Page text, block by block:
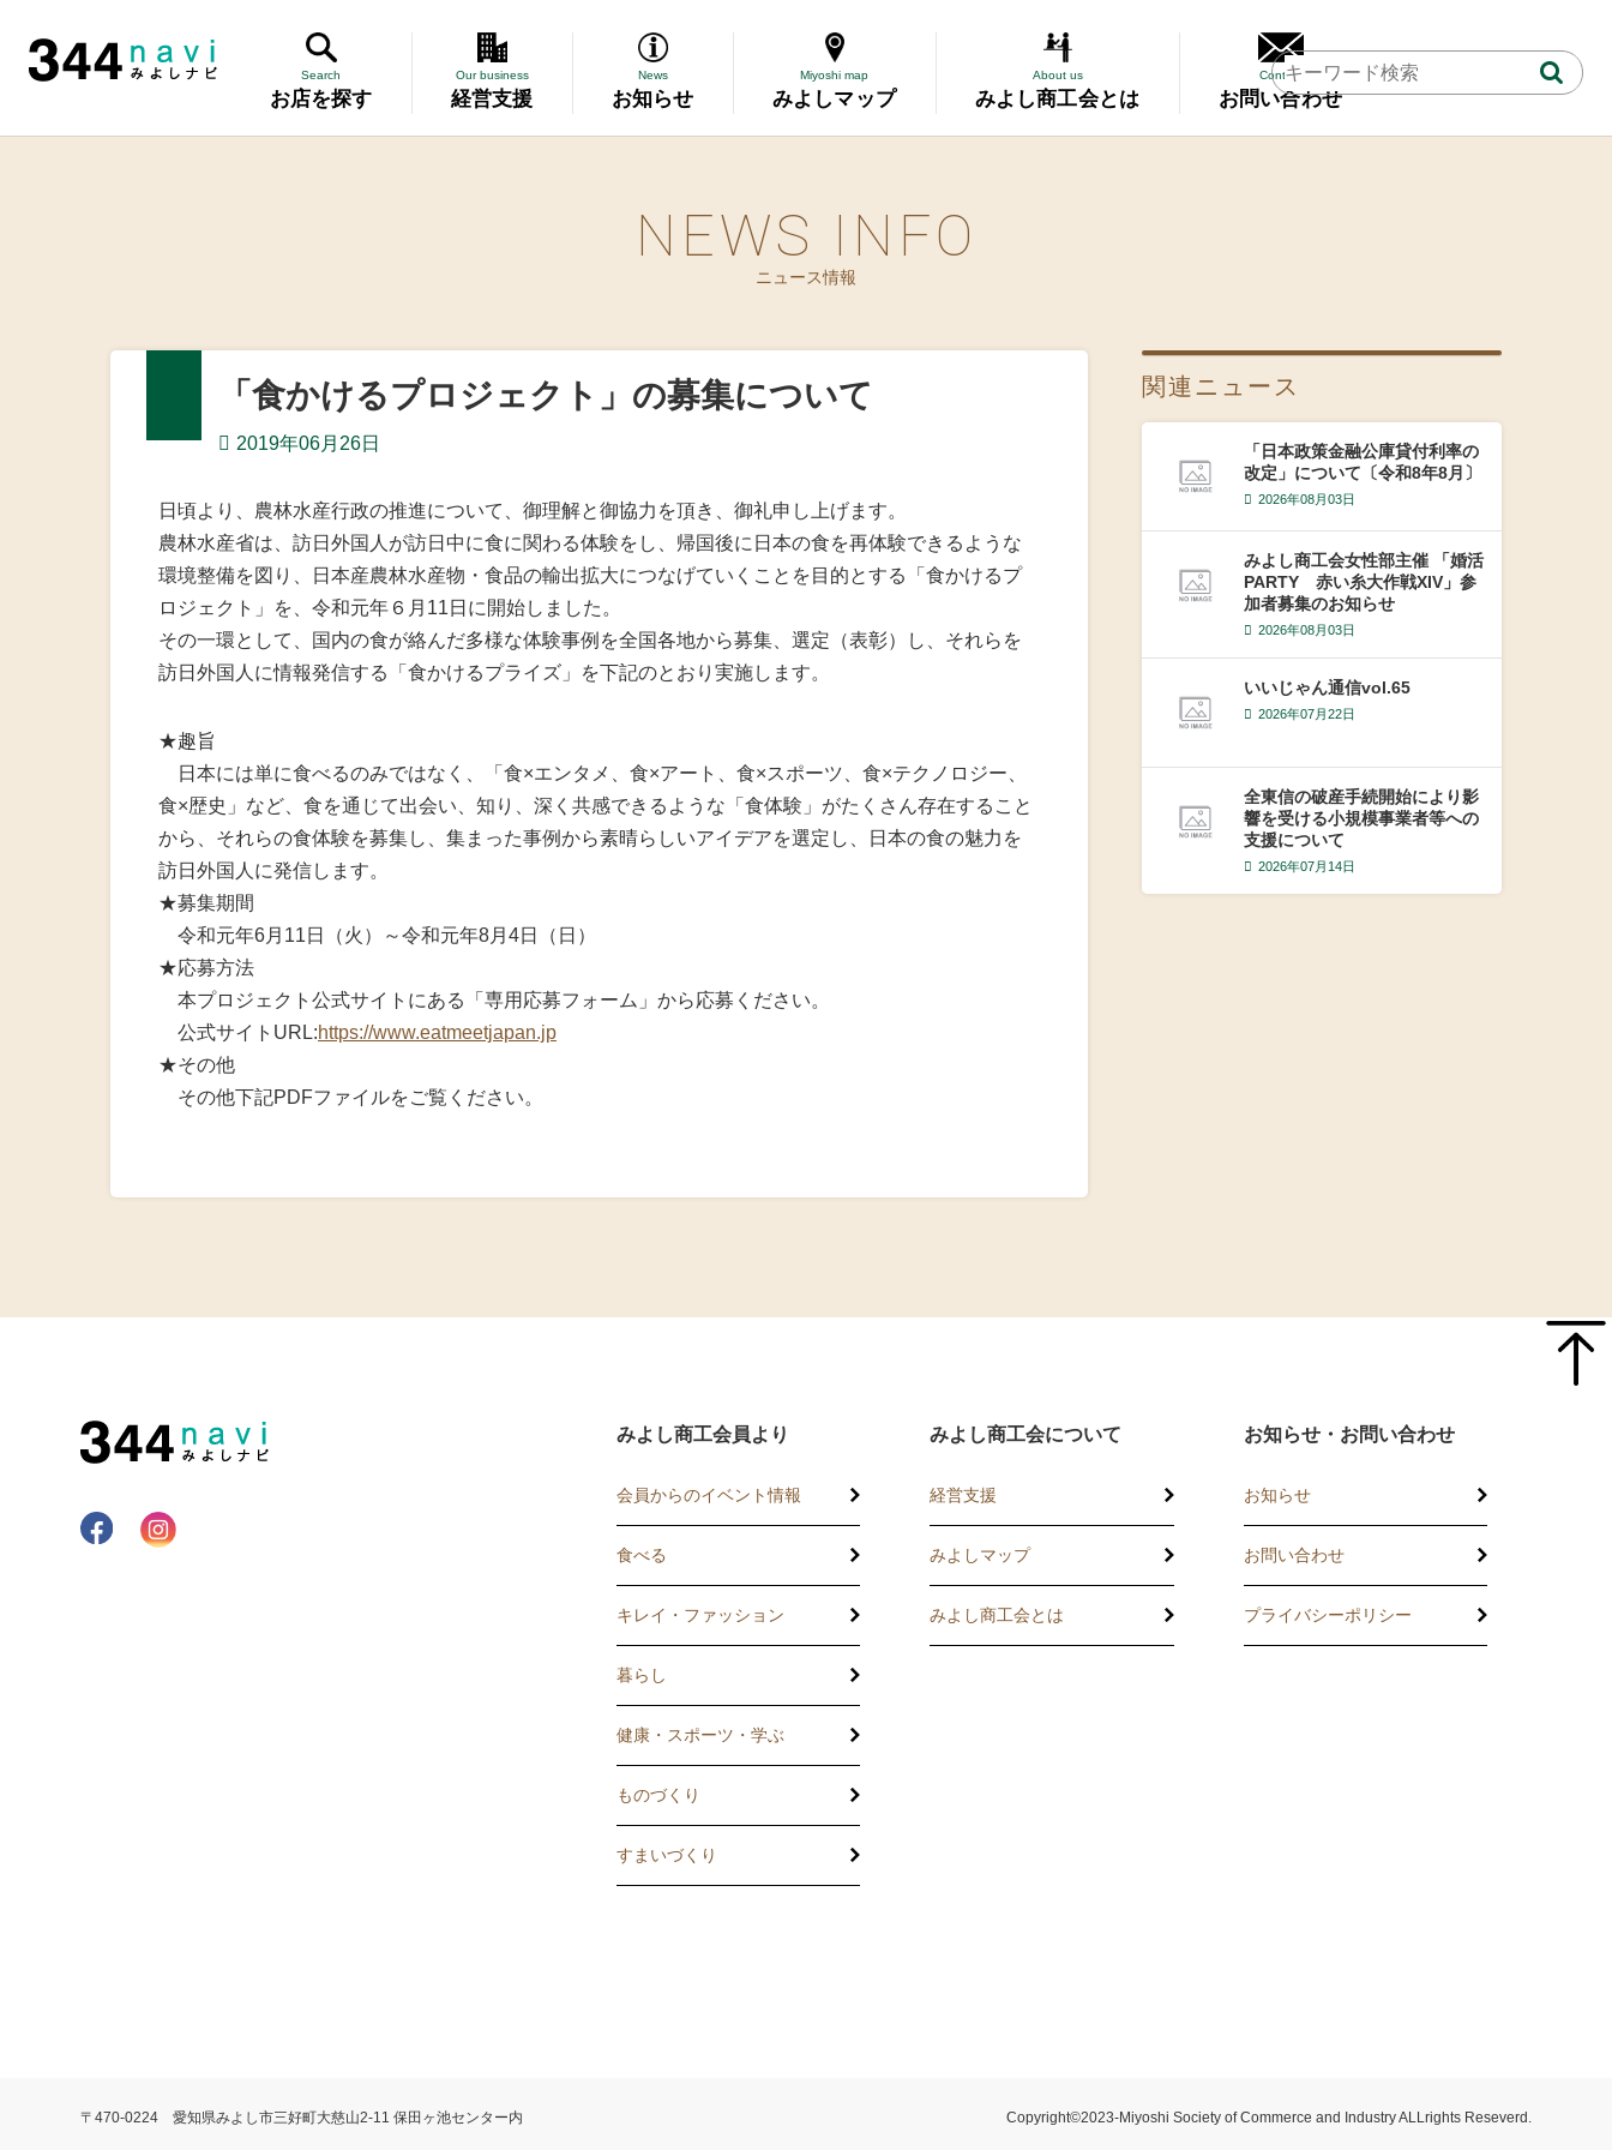
344 Navi
Search
お店を探す
Our business
経営支援
労働保険事務委託
火災共済制度
中小企業共済制度
小規模企業共済制度
度
特定退職金共済制度
News
お知らせ
Miyoshi map
みよしマップ
About us
みよし商工会とは
Contact
お問い合わせ
NEWS INFO
ニュース情報
「食かけるプロジェクト」の募集について
2019年06月26日
日頃より、農林水産行政の推進について、御理解と御協力を頂き、御礼申し上げます。
農林水産省は、訪日外国人が訪日中に食に関わる体験をし、帰国後に日本の食を再体験できるような
環境整備を図り、日本産農林水産物・食品の輸出拡大につなげていくことを目的とする「食かけるプ
ロジェクト」を、令和元年６月11日に開始しました。
その一環として、国内の食が絡んだ多様な体験事例を全国各地から募集、選定（表彰）し、それらを
訪日外国人に情報発信する「食かけるプライズ」を下記のとおり実施します。
★趣旨
日本には単に食べるのみではなく、「食×エンタメ、食×アート、食×スポーツ、食×テクノロジー、
食×歴史」など、食を通じて出会い、知り、深く共感できるような「食体験」がたくさん存在すること
から、それらの食体験を募集し、集まった事例から素晴らしいアイデアを選定し、日本の食の魅力を
訪日外国人に発信します。
★募集期間
令和元年6月11日（火）～令和元年8月4日（日）
★応募方法
本プロジェクト公式サイトにある「専用応募フォーム」から応募ください。
公式サイトURL:https://www.eatmeetjapan.jp
★その他
その他下記PDFファイルをご覧ください。
関連ニュース
「日本政策金融公庫貸付利率の
改定」について〔令和8年8月〕
2026年08月03日
みよし商工会女性部主催 「婚活
PARTY 赤い糸大作戦XIV」参
加者募集のお知らせ
2026年08月03日
いいじゃん通信vol.65
2026年07月22日
全東信の破産手続開始により影
響を受ける小規模事業者等への
支援について
2026年07月14日
みよし商工会員より
会員からのイベント情報
食べる
キレイ・ファッション
暮らし
健康・スポーツ・学ぶ
ものづくり
すまいづくり
みよし商工会について
経営支援
講習会
記帳相談指導
みよしマップ
みよし商工会とは
お知らせ・お問い合わせ
お知らせ
お問い合わせ
プライバシーポリシー
〒470-0224 愛知県みよし市三好町大慈山2-11 保田ヶ池センター内 Copyright©2023-Miyoshi Society of Commerce and Industry ALLrights Reseverd.